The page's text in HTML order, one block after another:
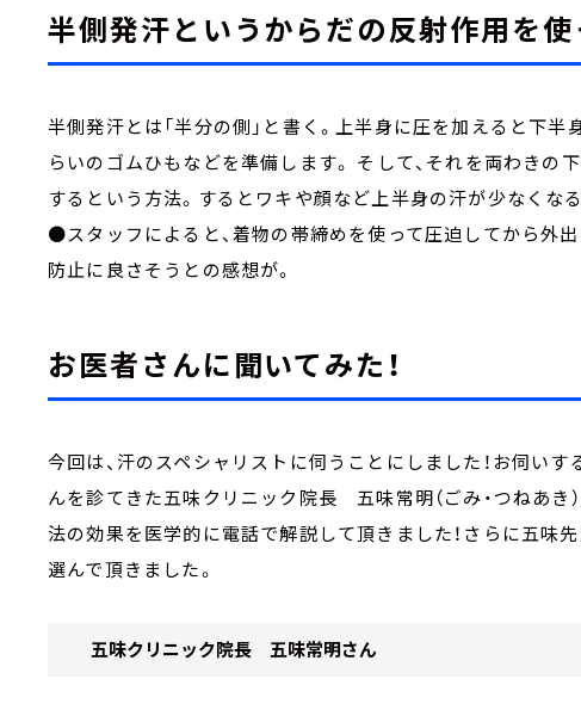
半側発汗というからだの反射作用を使
半側発汗とは「半分の側」と書く。上半身に圧を加えると下半
らいのゴムひもなどを準備します。 そして、それを両わきの
するという方法。するとワキや顔など上半身の汗が少
●スタッフによると、着物の帯締めを使って圧迫してから外
防止に良さそうとの感想が。
お医者さんに聞いてみた！
今回は、汗のスペシャリストに伺うことにしました！お伺いす
んを診てきた五味クリニック院長 五味常明（ごみ・つねあき
法の効果を医学的に電話で解説して頂きました！さらに五味
選んで頂きました。
五味クリニック院長 五味常明さん